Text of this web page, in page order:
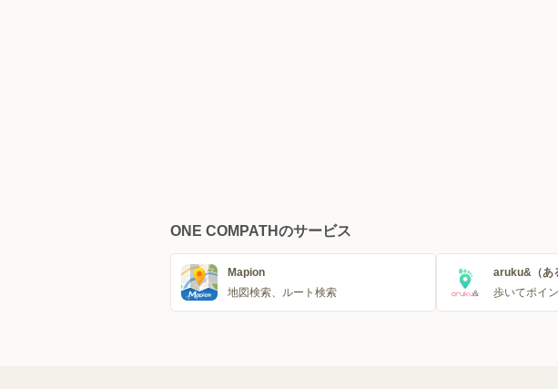
ONE COMPATHのサービス
Mapion
地図検索、ルート検索
aruku&（あ
歩いてポイ